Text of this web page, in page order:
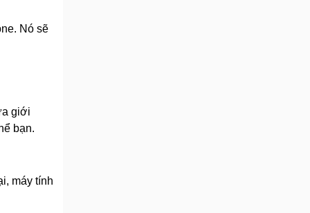
Nó sẽ
giới
bạn.
máy tính